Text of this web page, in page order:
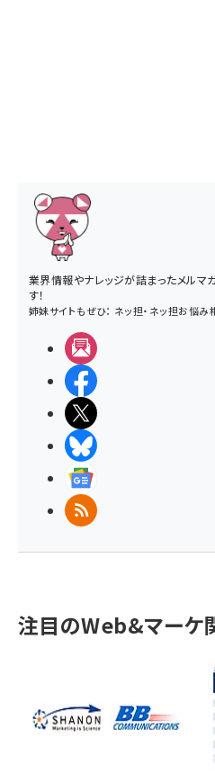
業界情報やナレッジが詰まったメルマ
す！
姉妹サイトもぜひ： ネッ担・ ネッ担お悩み
RSS
注目のWeb&マーケ